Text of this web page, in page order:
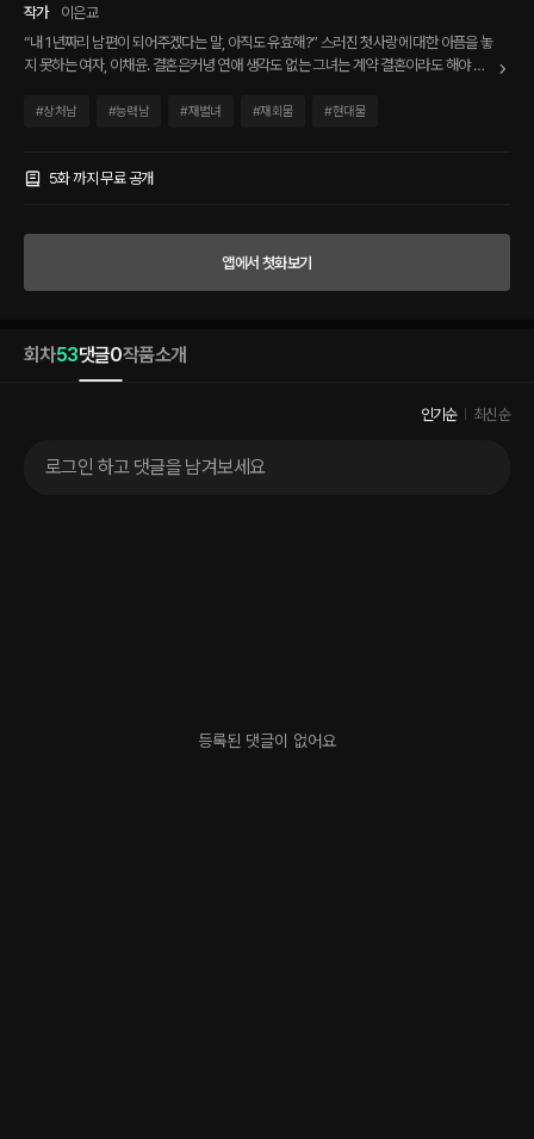
작가
이은교
“내 1년짜리 남편이 되어주겠다는 말, 아직도 유효해?” 스러진 첫사랑에 대한 아픔을 놓
지 못하는 여자, 이채윤. 결혼은커녕 연애 생각도 없는 그녀는 계약 결혼이라도 해야 하
혼해 주겠다는 남자, 강세온. 분명 그들의 계약 결혼은 각자의 짐을 덜기 위한 선택이었
#상처남 #능력남 #재벌녀 #재회물 #현대물
5화 까지 무료 공개
앱에서 첫화보기
회차53댓글0작품소개
인기순 최신순
로그인 하고 댓글을 남겨보세요
등록된 댓글이 없어요